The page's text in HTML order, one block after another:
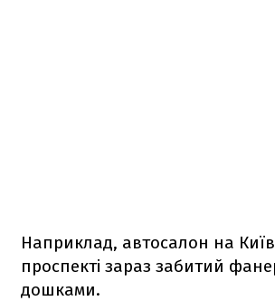
Наприклад, автосалон на
проспекті зараз забитий
дошками.